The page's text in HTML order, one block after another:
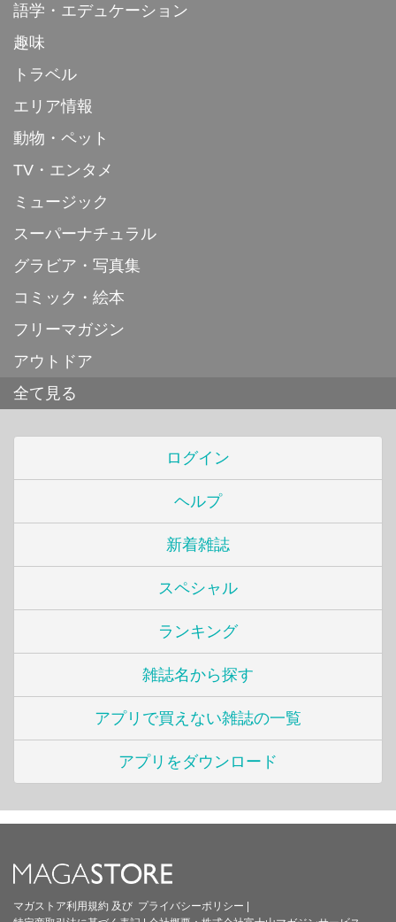
語学・エデュケーション
趣味
トラベル
エリア情報
動物・ペット
TV・エンタメ
ミュージック
スーパーナチュラル
グラビア・写真集
コミック・絵本
フリーマガジン
アウトドア
全て見る
ログイン
ヘルプ
新着雑誌
スペシャル
ランキング
雑誌名から探す
アプリで買えない雑誌の一覧
アプリをダウンロード
マガストア利用規約 及び プライバシーポリシー |